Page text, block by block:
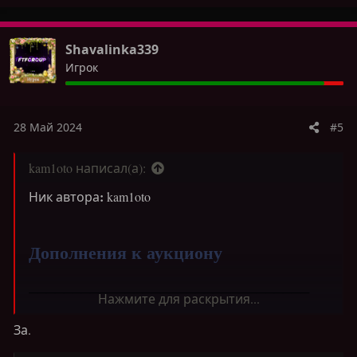
к
ц
и
и
:
Shavalinka339
Игрок
28 Май 2024 #5
kam1oto написал(а):
Ник автора: kam1oto
Дополнения к аукциону
────────────────────────────────
Нажмите для раскрытия...
За.